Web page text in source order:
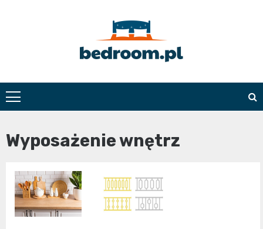
Bedroom.pl
Wyposażenie wnętrz